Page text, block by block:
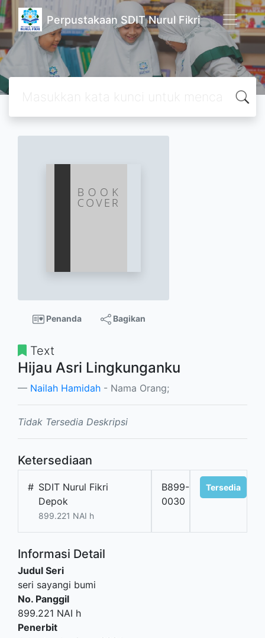
Perpustakaan SDIT Nurul Fikri
Penanda Bagikan
Text
Hijau Asri Lingkunganku
Nailah Hamidah - Nama Orang;
Tidak Tersedia Deskripsi
Ketersediaan
# SDIT Nurul Fikri
Depok
899.221 NAI h
B899-
0030
Tersedia
Informasi Detail
Judul Seri
seri sayangi bumi
No. Panggil
899.221 NAI h
Penerbit